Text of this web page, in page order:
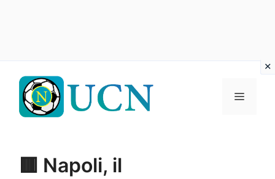
contenuto
Menu
🟥 Napoli, il